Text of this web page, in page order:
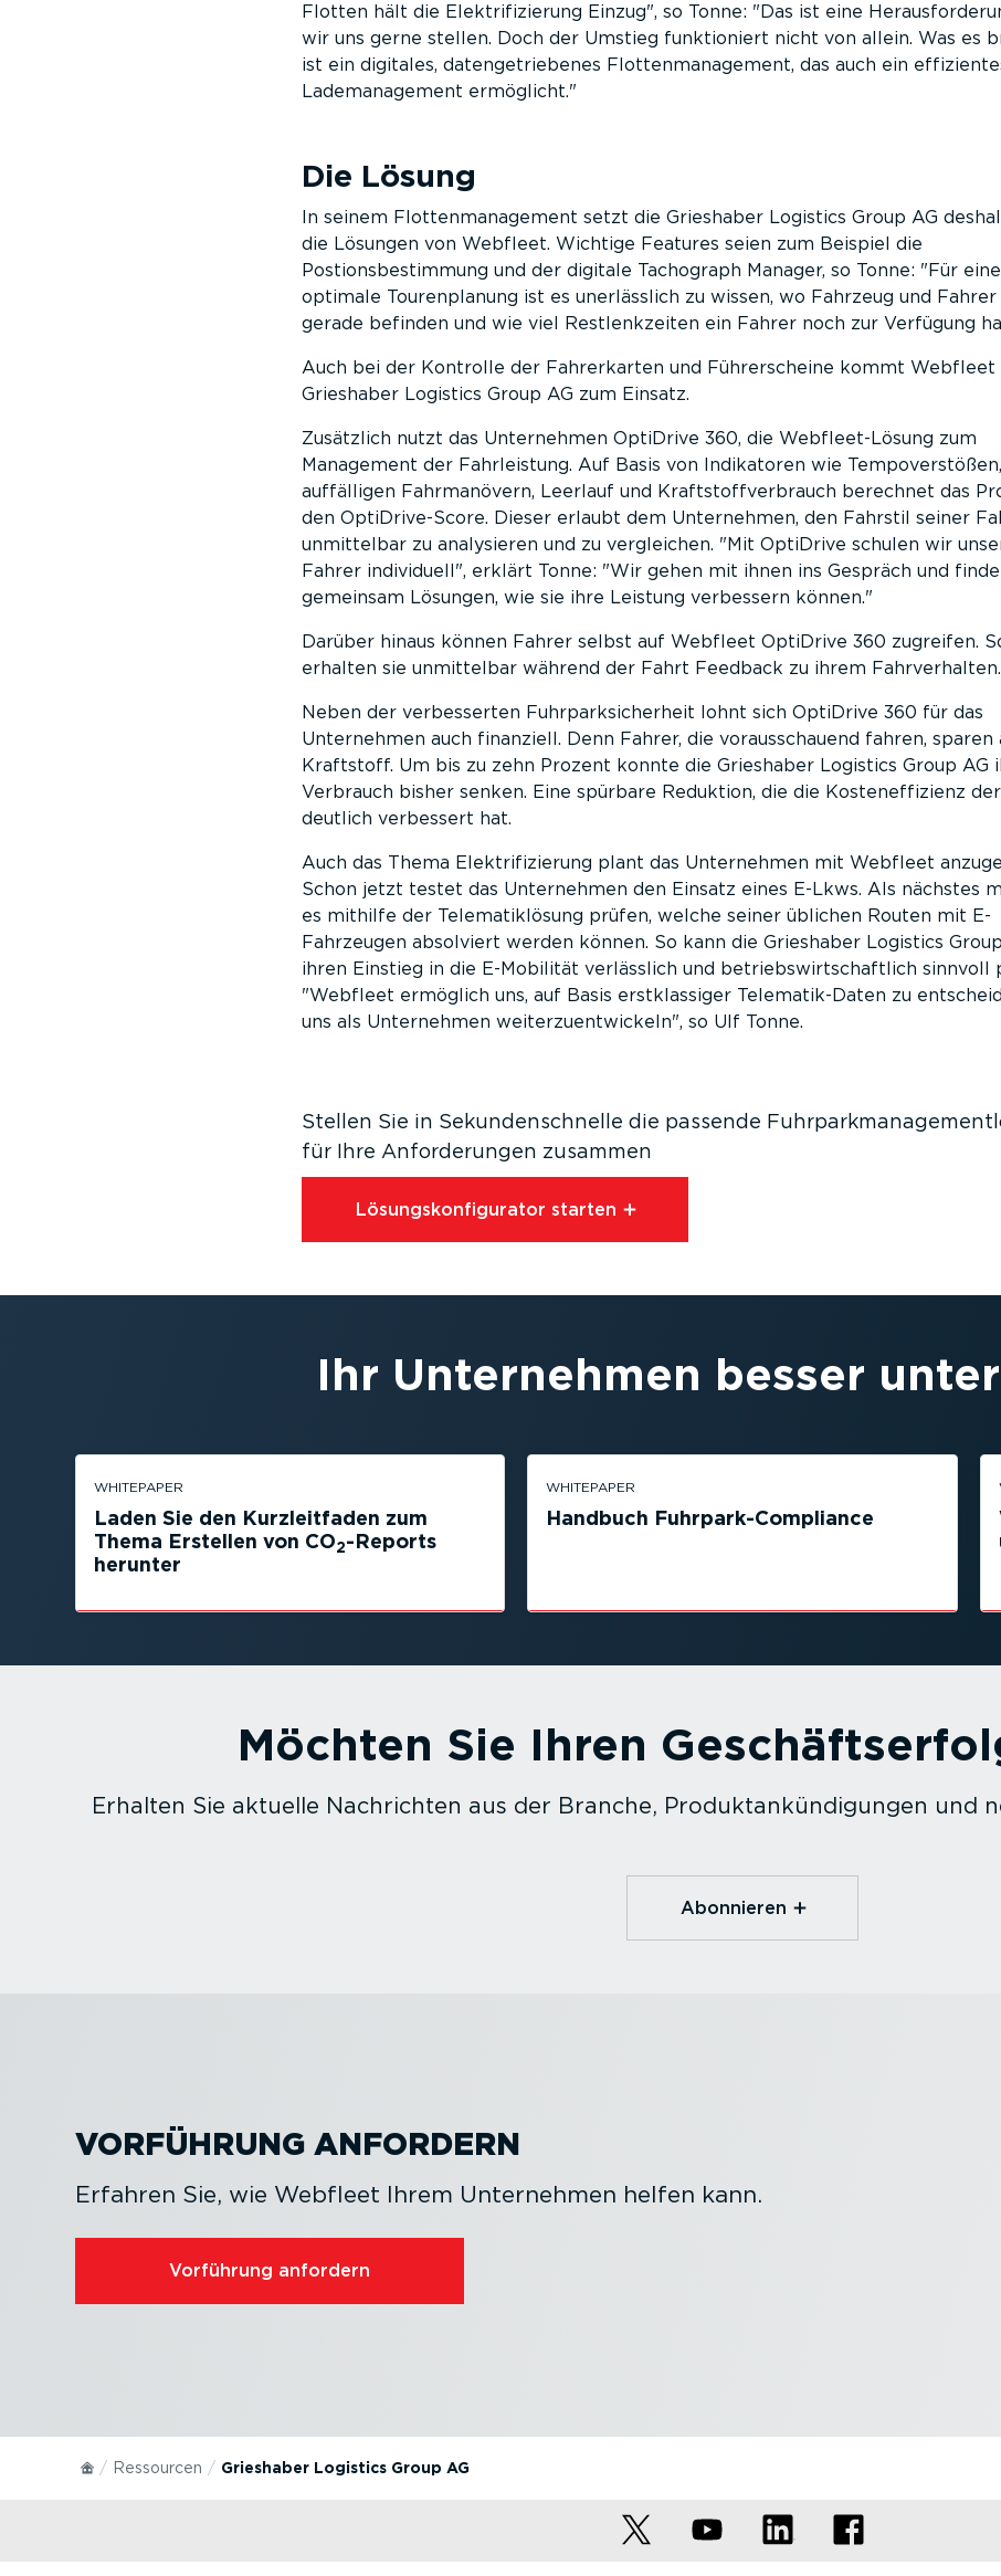
Flotten hält die Elektrifizierung Einzug , so Tonne:
Das ist eine
wir uns gerne stellen. Doch der Umstieg funktioniert nicht von allein. Was es
ist ein digitales, datengetriebenes Flottenmanagement, das auch ein
Lademanagement ermöglicht.
Die Lösung
In seinem Flottenmanagement setzt die Grieshaber Logistics Group AG
die Lösungen von Webfleet. Wichtige Features seien zum Beispiel die
Postionsbestimmung und der digitale Tachograph Manager, so Tonne:
Für eine
optimale Tourenplanung ist es unerlässlich zu wissen, wo Fahrzeug und Fahrer
gerade befinden und wie viel Restlenkzeiten ein Fahrer noch zur Verfügung
Auch bei der Kontrolle der Fahrerkarten und Führerscheine kommt Webfleet
Grieshaber Logistics Group AG zum Einsatz.
Zusätzlich nutzt das Unternehmen OptiDrive 360, die Webfleet-Lösung zum
Management der Fahrleistung. Auf Basis von Indikatoren wie Tempoverstößen,
auffälligen Fahrmanövern, Leerlauf und Kraftstoffverbrauch berechnet das
den OptiDrive-Score. Dieser erlaubt dem Unternehmen, den Fahrstil seiner
unmittelbar zu analysieren und zu vergleichen.
Mit OptiDrive schulen wir
Fahrer individuell , erklärt Tonne:
Wir gehen mit ihnen ins Gespräch und
gemeinsam Lösungen, wie sie ihre Leistung verbessern können.
Darüber hinaus können Fahrer selbst auf Webfleet OptiDrive 360 zugreifen.
erhalten sie unmittelbar während der Fahrt Feedback zu ihrem Fahrverhalten.
Neben der verbesserten Fuhrparksicherheit lohnt sich OptiDrive 360 für das
Unternehmen auch finanziell. Denn Fahrer, die vorausschauend fahren, sparen
Kraftstoff. Um bis zu zehn Prozent konnte die Grieshaber Logistics Group AG
Verbrauch bisher senken. Eine spürbare Reduktion, die die Kosteneffizienz
deutlich verbessert hat.
Auch das Thema Elektrifizierung plant das Unternehmen mit Webfleet
Schon jetzt testet das Unternehmen den Einsatz eines E-Lkws. Als nächstes
es mithilfe der Telematiklösung prüfen, welche seiner üblichen Routen mit E-
Fahrzeugen absolviert werden können. So kann die Grieshaber Logistics
ihren Einstieg in die E-Mobilität verlässlich und betriebswirtschaftlich sinnvoll
Webfleet ermöglich uns, auf Basis erstklassiger Telematik-Daten zu
uns als Unternehmen weiterzuentwickeln , so Ulf Tonne.
Stellen Sie in Sekun­den­schnelle die passende
für Ihre Anfor­de­rungen zusammen
Lösungs­kon­fi­gu­rator starten⁠
Ihr Unternehmen besser
WHITEPAPER
Laden Sie den Kurzleit­faden zum
Thema Erstellen von CO2-Reports
herunter
WHITEPAPER
Handbuch Fuhrpar­k-­Com­p­liance
Möchten Sie Ihren
Erhalten Sie aktuelle Nachrichten aus der Branche, Produktan­kün­di­gungen und
Abonnieren
VORFÜHRUNG ANFORDERN
Erfahren Sie, wie Webfleet Ihrem Unternehmen helfen kann.
Vorführung anfordern
Ressourcen Grieshaber Logistics Group AG